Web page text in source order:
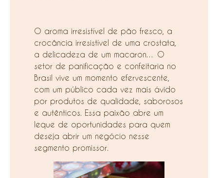
O aroma irresistível de pão fresco, a
crocância irresistível de uma crostata,
a delicadeza de um macaron… O
setor de panificação e confeitaria no
Brasil vive um momento efervescente,
com um público cada vez mais ávido
por produtos de qualidade, saborosos
e autênticos. Essa paixão abre um
leque de oportunidades para quem
deseja abrir um negócio nesse
segmento promissor.